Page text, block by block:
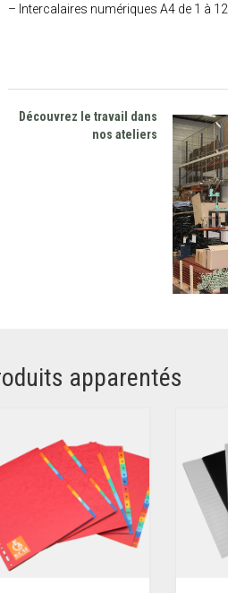
– Intercalaires numériques A4 de 1 à 12
Découvrez le travail dans
nos ateliers
apparentés